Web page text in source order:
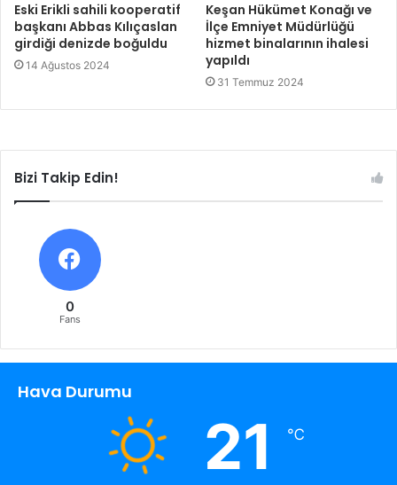
Eski Erikli sahili kooperatif
başkanı Abbas Kılıçaslan
girdiği denizde boğuldu
14 Ağustos 2024
Keşan Hükümet Konağı ve
İlçe Emniyet Müdürlüğü
hizmet binalarının ihalesi
yapıldı
31 Temmuz 2024
Bizi Takip Edin!
0
Fans
Hava Durumu
21 ℃